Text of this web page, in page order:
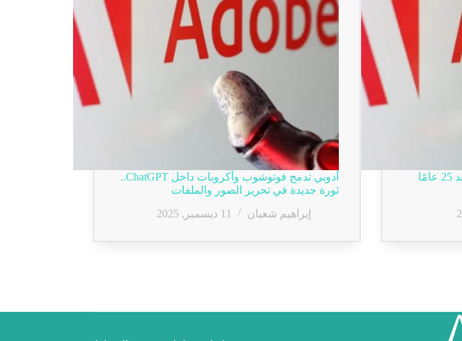
أدوبى تُنهى مسيرة Adobe Animate بعد 25 عامًا
أدوبي تدمج فوتوشوب وأكروبات داخل ChatGPT..
ثورة جديدة في تحرير الصور والملفات
إبراهيم شعبان
11 ديسمبر, 2025